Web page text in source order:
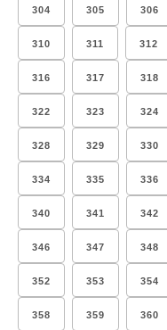
304 305 306
310 311 312
316 317 318
322 323 324
328 329 330
334 335 336
340 341 342
346 347 348
352 353 354
358 359 360